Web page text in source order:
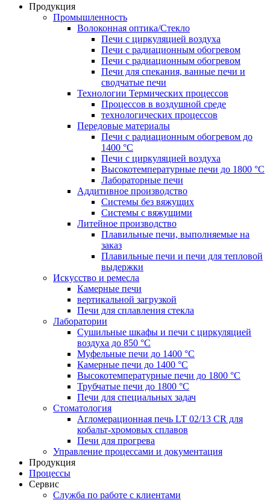
Продукция
Промышленность
Волоконная оптика/Cтекло
Печи с циркуляцией воздуха
Печи с радиационным обогревом
Печи с радиационным обогревом
Печи для спекания, ванные печи и
сводчатые печи
Технологии Термических процессов
Процессов в воздушной среде
технологических процессов
Передовые материалы
Печи с радиационным обогревом до
1400 °C
Печи с циркуляцией воздуха
Высокотемпературные печи до 1800 °C
Лабораторные печи
Аддитивное производство
Системы без вяжущих
Системы с вяжущими
Литейное производство
Плавильные печи, выполняемые на
заказ
Плавильные печи и печи для тепловой
выдержки
Искусство и ремесла
Камерные печи
вертикальной загрузкой
Печи для сплавления стекла
Лаборатории
Сушильные шкафы и печи с циркуляцией
воздуха до 850 °C
Муфельные печи до 1400 °C
Камерные печи до 1400 °C
Высокотемпературные печи до 1800 °C
Трубчатые печи до 1800 °C
Печи для специальных задач
Стоматология
Агломерационная печь LT 02/13 CR для
кобальт-хромовых сплавов
Печи для прогрева
Управление процессами и документация
Продукция
Процессы
Сервис
Служба по работе с клиентами